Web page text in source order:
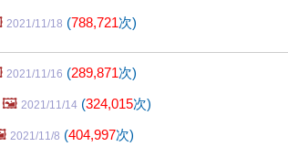
2021/11/18 (788,721次)
2021/11/16 (289,871次)
🖼️ 2021/11/14 (324,015次)
2021/11/8 (404,997次)